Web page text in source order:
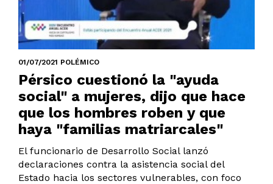
01/07/2021 POLÉMICO
Pérsico cuestionó la "ayuda
social" a mujeres, dijo que hace
que los hombres roben y que
haya "familias matriarcales"
El funcionario de Desarrollo Social lanzó
declaraciones contra la asistencia social del
Estado hacia los sectores vulnerables, con foco